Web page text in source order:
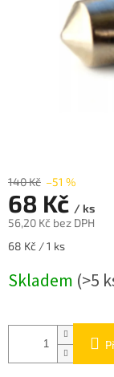
140 Kč –51 %
68 Kč / ks
56,20 Kč bez DPH
Měrná
68 Kč / 1 ks
Skladem (>5